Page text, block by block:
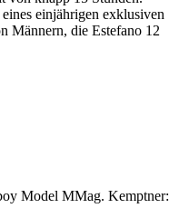
einjährigen exklusiven
Männern, die Estefano 12
Model MMag. Kemptner: